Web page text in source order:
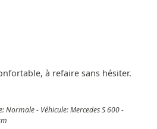
à refaire sans hésiter.
Normale - Véhicule: Mercedes S 600 -